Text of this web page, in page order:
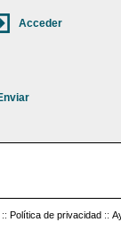
:: Política de privacidad ::